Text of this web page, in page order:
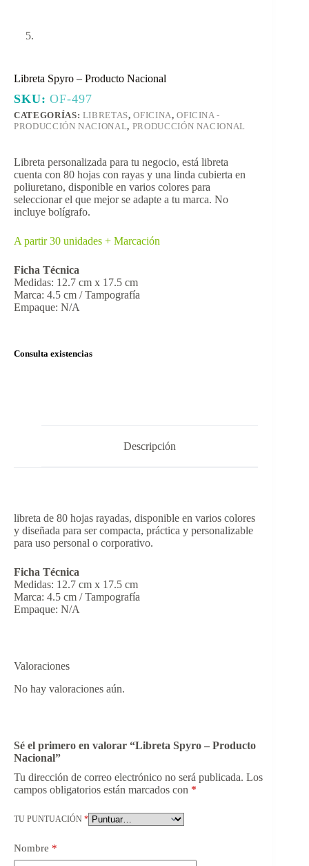
Libreta Spyro – Producto Nacional
SKU:OF-497
CATEGORÍAS: LIBRETAS,OFICINA,OFICINA -
PRODUCCIÓN NACIONAL, PRODUCCIÓN NACIONAL
Libreta personalizada para tu negocio, está libreta
cuenta con 80 hojas con rayas y una linda cubierta en
poliuretano, disponible en varios colores para
seleccionar el que mejor se adapte a tu marca. No
incluye bolígrafo.
A partir 30 unidades + Marcación
Ficha Técnica
Medidas: 12.7 cm x 17.5 cm
Marca: 4.5 cm / Tampografía
Empaque: N/A
Consulta existencias
Descripción
libreta de 80 hojas rayadas, disponible en varios colores
y diseñada para ser compacta, práctica y personalizable
para uso personal o corporativo.
Ficha Técnica
Medidas: 12.7 cm x 17.5 cm
Marca: 4.5 cm / Tampografía
Empaque: N/A
Valoraciones
No hay valoraciones aún.
Sé el primero en valorar “Libreta Spyro – Producto
Nacional”
Tu dirección de correo electrónico no será publicada. Los
campos obligatorios están marcados con *
TU PUNTUACIÓN *
Nombre *